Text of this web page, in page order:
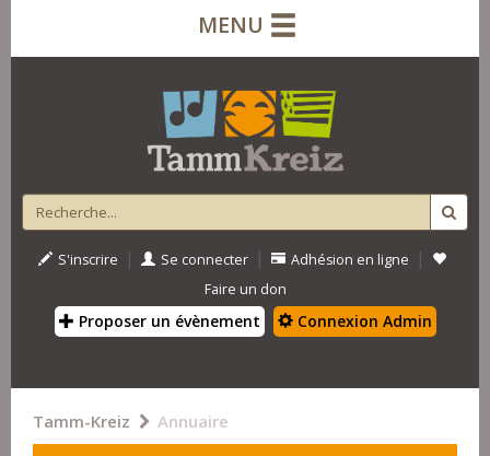
MENU
S'inscrire | Se connecter | Adhésion en ligne |
Faire un don
Proposer un évènement Connexion Admin
Tamm-Kreiz Annuaire